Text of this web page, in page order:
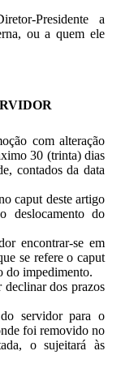
Presidente a
ou a quem ele
com alteração
30 (trinta) dias
contados da data
caput deste artigo
deslocamento do
encontrar-se em
se refere o caput
do impedimento.
dos prazos
servidor para o
foi removido no
o sujeitará às